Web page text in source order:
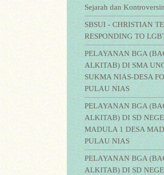
Sejarah dan
SBSUI - CHRISTIAN
RESPONDING TO
PELAYANAN BGA
ALKITAB) DI SMA
SUKMA NIAS-DESA
PULAU NIAS
PELAYANAN BGA
ALKITAB) DI SD
MADULA 1 DESA
PULAU NIAS
PELAYANAN BGA
ALKITAB) DI SD